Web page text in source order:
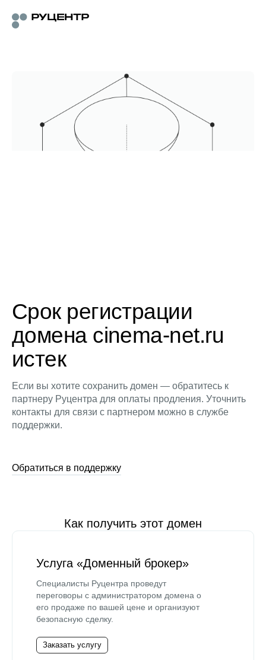
Срок регистрации
домена cinema-net.ru
истек
Если вы хотите сохранить домен — обратитесь к
партнеру Руцентра для оплаты продления. Уточнить
контакты для связи с партнером можно в службе
поддержки.
Обратиться в поддержку
Как получить этот домен
Услуга «Доменный брокер»
Специалисты Руцентра проведут
переговоры с администратором домена о
его продаже по вашей цене и организуют
безопасную сделку.
Заказать услугу